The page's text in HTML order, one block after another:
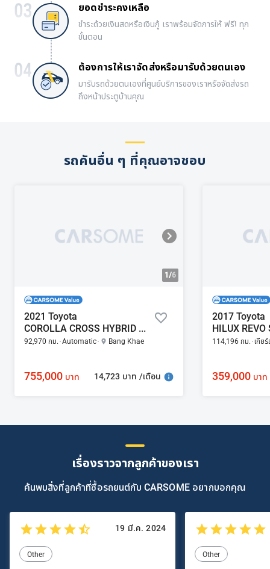
ยอดชำระคงเหลือ
ชำระด้วยเงินสดหรือเงินกู้ เราพร้อมจัดการให้ ฟรี! ทุก
ขั้นตอน
ต้องการให้เราจัดส่งหรือมารับด้วยตนเอง
มารับรถด้วยตนเองที่ศูนย์บริการของเราหรือจัดส่งรถ
ถึงหน้าประตูบ้านคุณ
รถคันอื่น ๆ ที่คุณอาจชอบ
1/6
2021 Toyota
COROLLA CROSS HYBRID PREMIUM SAFETY 1.8
92,970 กม. Automatic Bang Khae
755,000 บาท 14,723 บาท /เดือน
2017 Toyota
114,196 กม. เกีย
359,000 บาท
เรื่องราวจากลูกค้าของเรา
ค้นพบสิ่งที่ลูกค้าที่ซื้อรถยนต์กับ CARSOME อยากบอกคุณ
19 มี.ค. 2024
Other Other